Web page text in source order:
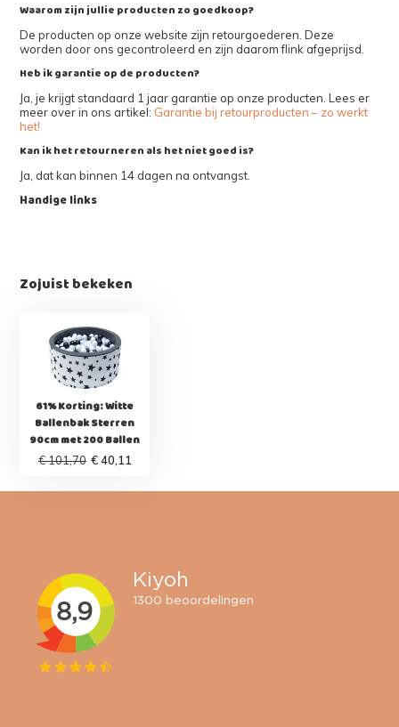
Waarom zijn jullie producten zo goedkoop?
De producten op onze website zijn retourgoederen. Deze
worden door ons gecontroleerd en zijn daarom flink afgeprijsd.
Heb ik garantie op de producten?
Ja, je krijgt standaard 1 jaar garantie op onze producten. Lees er
meer over in ons artikel: Garantie bij retourproducten – zo werkt
het!
Kan ik het retourneren als het niet goed is?
Ja, dat kan binnen 14 dagen na ontvangst.
Handige links
Zojuist bekeken
61% Korting: Witte
Ballenbak Sterren
90cm met 200 Ballen
€ 101,70 € 40,11